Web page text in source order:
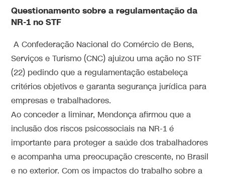
Questionamento sobre a regulamentação da
NR-1 no STF
A Confederação Nacional do Comércio de Bens,
Serviços e Turismo (CNC) ajuizou uma ação no STF
(22) pedindo que a regulamentação estabeleça
critérios objetivos e garanta segurança jurídica para
empresas e trabalhadores.
Ao conceder a liminar, Mendonça afirmou que a
inclusão dos riscos psicossociais na NR-1 é
importante para proteger a saúde dos trabalhadores
e acompanha uma preocupação crescente, no Brasil
e no exterior. Com os impactos do trabalho sobre a